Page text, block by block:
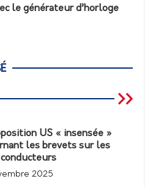
le générateur d’horloge
US « insensée »
les brevets sur les
2025